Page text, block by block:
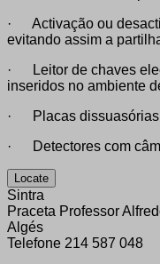
· Activação ou
evitando assim a
· Leitor de chaves
inseridos no ambiente
· Placas dissuasórias
· Detectores com
Locate
Sintra
Praceta Professor
Algés
Telefone 214 587 048